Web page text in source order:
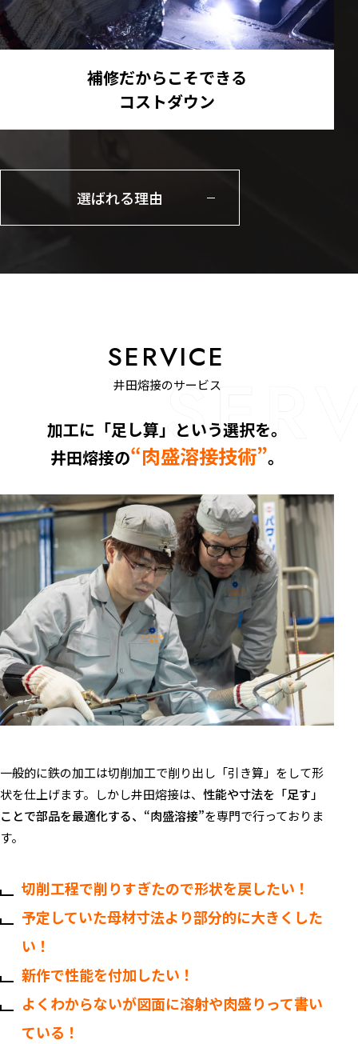
補修だからこそできる
コストダウン
選ばれる理由
SERVICE
井田熔接のサービス
加工に「足し算」という選択を。
井田熔接の“肉盛溶接技術”。
一般的に鉄の加工は切削加工で削り出し「引き算」をして形
状を仕上げます。しかし井田熔接は、 性能や寸法を「足す」
ことで部品を最適化する、“肉盛溶接”を専門で行っておりま
す。
切削工程で削りすぎたので形状を戻したい！
予定していた母材寸法より部分的に大きくした
い！
新作で性能を付加したい！
よくわからないが図面に溶射や肉盛りって書い
ている！